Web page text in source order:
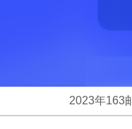
2023年163